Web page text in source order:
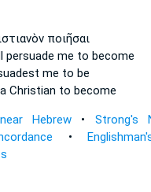
ποιῆσαι
persuade me to become
me to be
a Christian to become
Hebrew • Strong's
•